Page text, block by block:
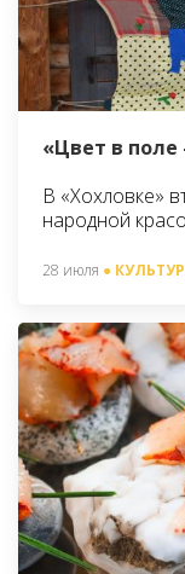
«Цвет в
В «Хохловке»
народной
28 июля ●